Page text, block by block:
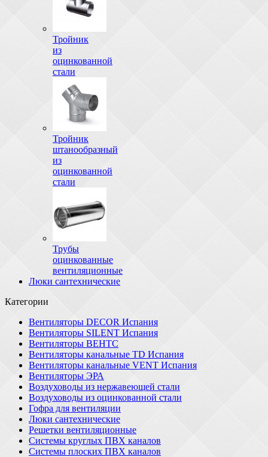
Тройник
из
оцинкованной
стали
Тройник
штанообразный
из
оцинкованной
стали
Трубы
оцинкованные
вентиляционные
Люки сантехнические
Категории
Вентиляторы DECOR Испания
Вентиляторы SILENT Испания
Вентиляторы ВЕНТС
Вентиляторы канальные TD Испания
Вентиляторы канальные VENT Испания
Вентиляторы ЭРА
Воздуховоды из нержавеющей стали
Воздуховоды из оцинкованной стали
Гофра для вентиляции
Люки сантехнические
Решетки вентиляционные
Системы круглых ПВХ каналов
Системы плоских ПВХ каналов